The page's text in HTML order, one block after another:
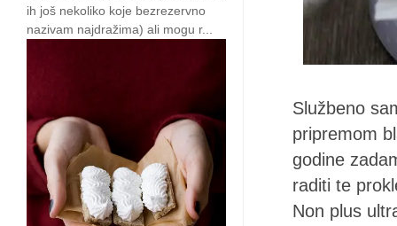
Službeno
pripremom
godine
raditi te
Non plus
ih još nekoliko koje bezrezervno
nazivam najdražima) ali mogu r...